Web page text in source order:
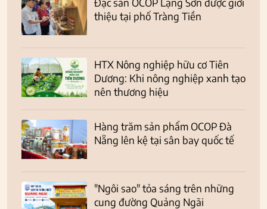
thiệu tại phố Tràng Tiền
HTX Nông nghiệp hữu cơ Tiên
Dương: Khi nông nghiệp xanh tạo
nên thương hiệu
Hàng trăm sản phẩm OCOP Đà
Nẵng lên kệ tại sân bay quốc tế
"Ngôi sao" tỏa sáng trên những
cung đường Quảng Ngãi